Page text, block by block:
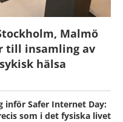
Malmö
till insamling av
hälsa
inför Safer Internet Day:
som i det fysiska livet